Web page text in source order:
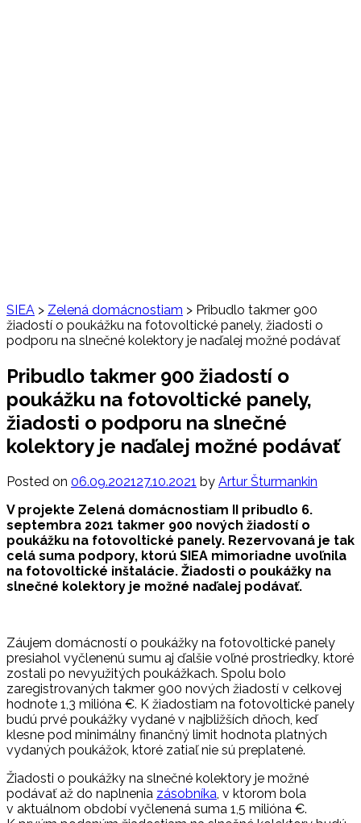
SIEA > Zelená domácnostiam > Pribudlo takmer 900
žiadostí o poukážku na fotovoltické panely, žiadosti o
podporu na slnečné kolektory je naďalej možné podávať
Pribudlo takmer 900 žiadostí o
poukážku na fotovoltické panely,
žiadosti o podporu na slnečné
kolektory je naďalej možné podávať
Posted on 06.09.2021 27.10.2021 by Artur Šturmankin
V projekte Zelená domácnostiam II pribudlo 6.
septembra 2021 takmer 900 nových žiadostí o
poukážku na fotovoltické panely. Rezervovaná je tak
celá suma podpory, ktorú SIEA mimoriadne uvoľnila
na fotovoltické inštalácie. Žiadosti o poukážky na
slnečné kolektory je možné naďalej podávať.
Záujem domácností o poukážky na fotovoltické panely
presiahol vyčlenenú sumu aj ďalšie voľné prostriedky, ktoré
zostali po nevyužitých poukážkach. Spolu bolo
zaregistrovaných takmer 900 nových žiadostí v celkovej
hodnote 1,3 milióna €. K žiadostiam na fotovoltické panely
budú prvé poukážky vydané v najbližších dňoch, keď
klesne pod minimálny finančný limit hodnota platných
vydaných poukážok, ktoré zatiaľ nie sú preplatené.
Žiadosti o poukážky na slnečné kolektory je možné
podávať až do naplnenia zásobníka , v ktorom bola
v aktuálnom období vyčlenená suma 1,5 milióna €.